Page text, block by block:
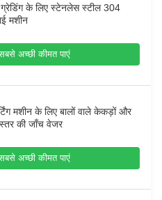
के लिए स्टेनलेस स्टील 304
मशीन
अच्छी कीमत पाएं
मशीन के लिए बालों वाले केकड़ों और
की जाँच वेजर
अच्छी कीमत पाएं